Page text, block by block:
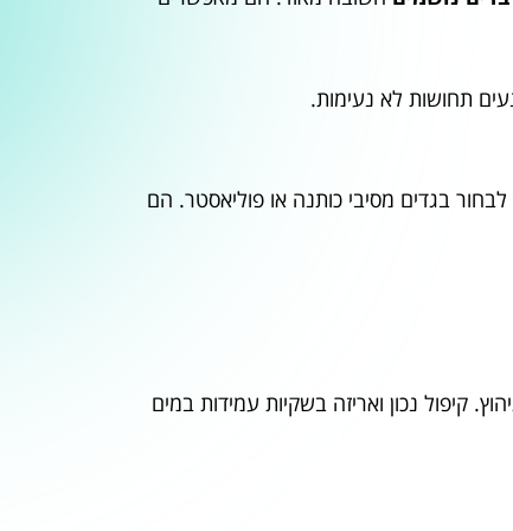
תחושות לא נעימות.
בגדים מסיבי כותנה או פוליאסטר. הם
קיפול נכון ואריזה בשקיות עמידות במים